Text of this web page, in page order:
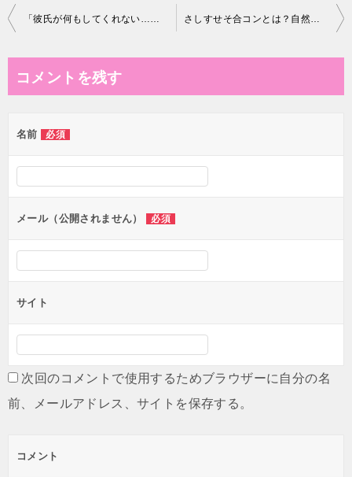
投
ビ
ー
シ
ン
「彼氏が何もしてくれない…」冷たい態度の裏に隠された本音と恋愛心理 さしすせそ合コンとは？自然な褒め言葉で恋愛も人間関係も変わる会話術
コメントを残す
名前 必須
メール（公開されません） 必須
サイト
次回のコメントで使用するためブラウザーに自分の名
前、メールアドレス、サイトを保存する。
コメント